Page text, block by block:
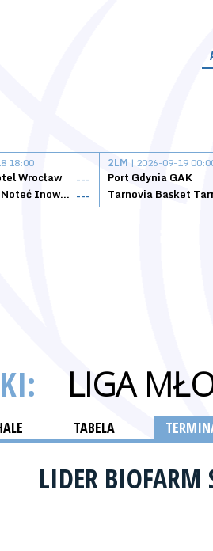
18:00
Wrocław
---
KSK Qemetica Noteć Inowrocław ---
2LM | 2026-09-19
Port Gdynia GAK
LIGA
TABELA
LIDER BIOFARM